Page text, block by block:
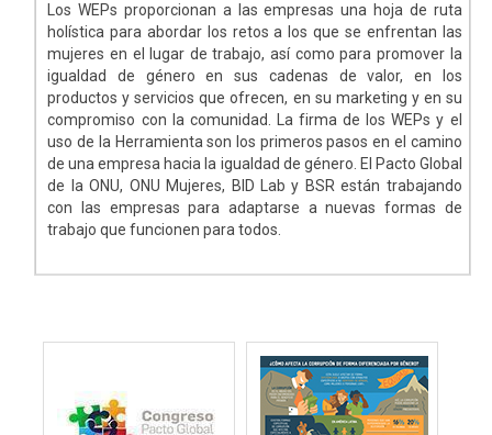
Los WEPs proporcionan a las empresas una hoja de ruta
holística para abordar los retos a los que se enfrentan las
mujeres en el lugar de trabajo, así como para promover la
igualdad de género en sus cadenas de valor, en los
productos y servicios que ofrecen, en su marketing y en su
compromiso con la comunidad. La firma de los WEPs y el
uso de la Herramienta son los primeros pasos en el camino
de una empresa hacia la igualdad de género. El Pacto Global
de la ONU, ONU Mujeres, BID Lab y BSR están trabajando
con las empresas para adaptarse a nuevas formas de
trabajo que funcionen para todos.